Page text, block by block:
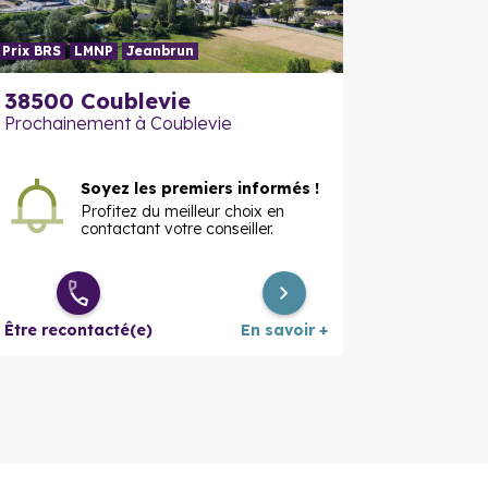
Prix BRS LMNP Jeanbrun
38500 Coublevie
Prochainement à Coublevie
Soyez les premiers informés !
Profitez du meilleur choix en
contactant votre conseiller.
Être recontacté(e) En savoir +